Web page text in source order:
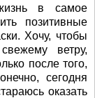
в самое
позитивные
Хочу, чтобы
ветру,
после того,
сегодня
оказать